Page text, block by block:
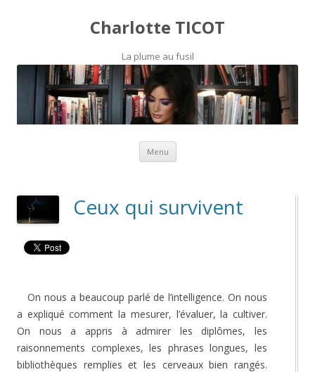
Charlotte TICOT
La plume au fusil
Menu Skip to content
Ceux qui survivent
On nous a beaucoup parlé de l’intelligence. On nous
a expliqué comment la mesurer, l’évaluer, la cultiver.
On nous a appris à admirer les diplômes, les
raisonnements complexes, les phrases longues, les
bibliothèques remplies et les cerveaux bien rangés.